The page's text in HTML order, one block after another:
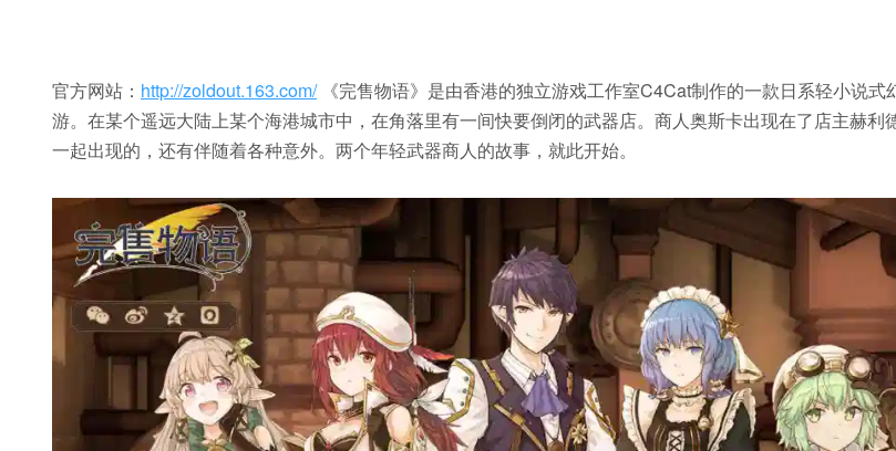
官方网站： http://zoldout.163.com/《完售物语》是由香港的独立游戏工作室C4Cat制作的一款日系轻小说式
游。在某个遥远大陆上某个海港城市中，在角落里有一间快要倒闭的武器店。商人奥斯卡出现在了店主赫利
一起出现的，还有伴随着各种意外。两个年轻武器商人的故事，就此开始。